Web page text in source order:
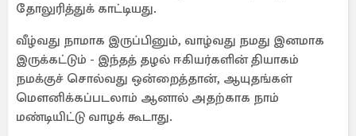
தோலுரித்துக் காட்டியது.
வீழ்வது நாமாக இருப்பினும், வாழ்வது நமது இனமாக
இருக்கட்டும் - இந்தத் தழல் ஈகியர்களின் தியாகம்
நமக்குச் சொல்வது ஒன்றைத்தான், ஆயுதங்கள்
மௌனிக்கப்படலாம் ஆனால் அதற்காக நாம்
மண்டியிட்டு வாழக் கூடாது.